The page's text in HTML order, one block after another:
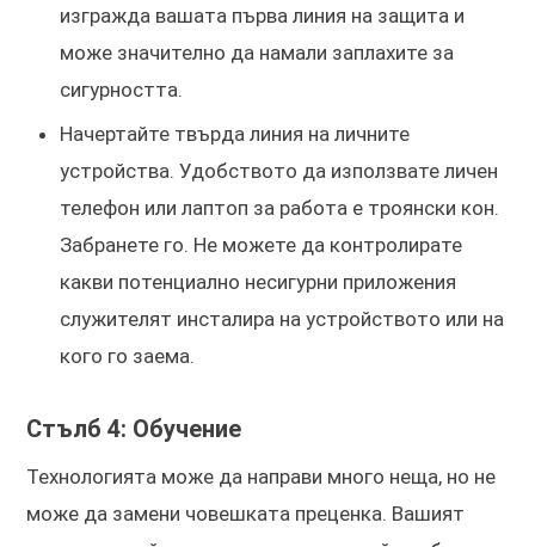
изгражда вашата първа линия на защита и
може значително да намали заплахите за
сигурността.
Начертайте твърда линия на личните
устройства. Удобството да използвате личен
телефон или лаптоп за работа е троянски кон.
Забранете го. Не можете да контролирате
какви потенциално несигурни приложения
служителят инсталира на устройството или на
кого го заема.
Стълб 4: Обучение
Технологията може да направи много неща, но не
може да замени човешката преценка. Вашият